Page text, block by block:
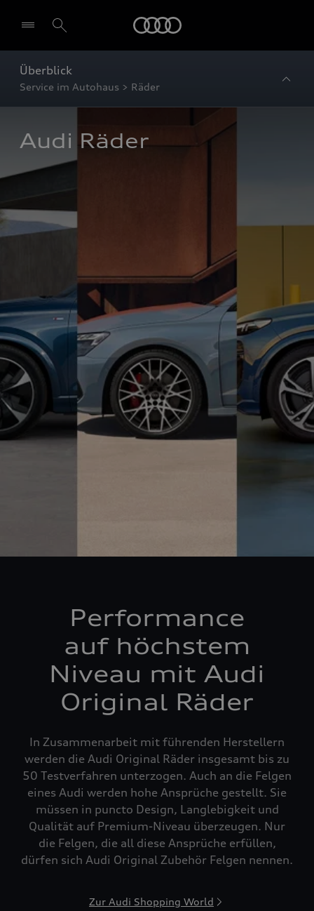
Überblick
Service im Autohaus > Räder
Audi Räder
Performance
auf höchstem
Niveau mit Audi
Original Räder
In Zusammenarbeit mit führenden Herstellern
werden die Audi Original Räder insgesamt bis zu
50 Testverfahren unterzogen. Auch an die Felgen
eines Audi werden hohe Ansprüche gestellt. Sie
müssen in puncto Design, Langlebigkeit und
Qualität auf Premium-Niveau überzeugen. Nur
die Felgen, die all diese Ansprüche erfüllen,
dürfen sich Audi Original Zubehör Felgen nennen.
Zur Audi Shopping World